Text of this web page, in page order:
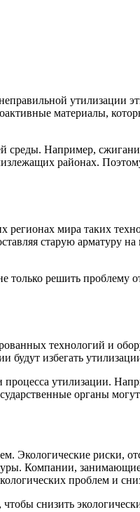
утилизации
материалы,
среды. Например,
районах.
мира таких
старую арматуру на
решить проблему
технологий и
избегать
утилизации.
органы
Экологические риски,
Компании,
проблем и
снизить